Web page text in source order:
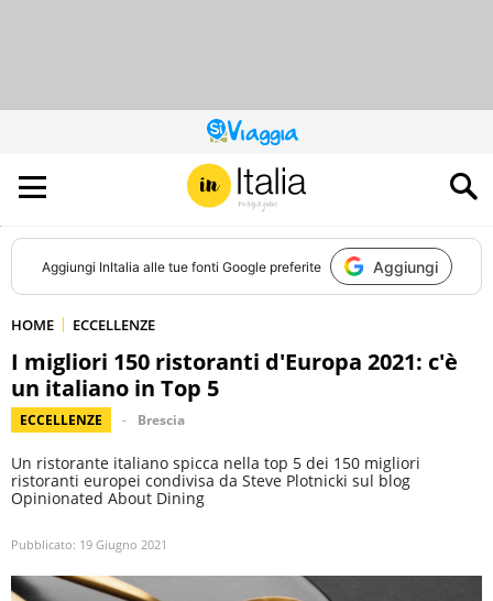
QUESTO
SITO
CONTRIBUISCE
ALL’AUDIENCE
DI
Aggiungi InItalia alle tue fonti Google preferite Aggiungi
HOME ECCELLENZE
I migliori 150 ristoranti d'Europa 2021: c'è
un italiano in Top 5
ECCELLENZE Brescia
Un ristorante italiano spicca nella top 5 dei 150 migliori
ristoranti europei condivisa da Steve Plotnicki sul blog
Opinionated About Dining
Pubblicato: 19 Giugno 2021